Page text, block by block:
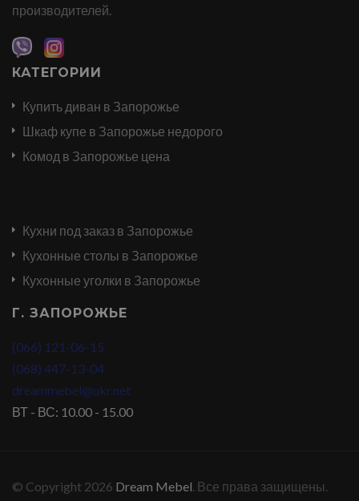
производителей.
КАТЕГОРИИ
Купить диван в Запорожье
Шкаф купе в Запорожье недорого
Комод в Запорожье цена
Кухни под заказ в Запорожье
Кухонные столы в Запорожье
Кухонные уголки в Запорожье
Г. ЗАПОРОЖЬЕ
(066) 121-06-15
(068) 447-13-04
dreammebel@ukr.net
ВТ - ВС: 10.00 - 15.00
© Copyright 2026 Dream Mebel. Все права защищены.